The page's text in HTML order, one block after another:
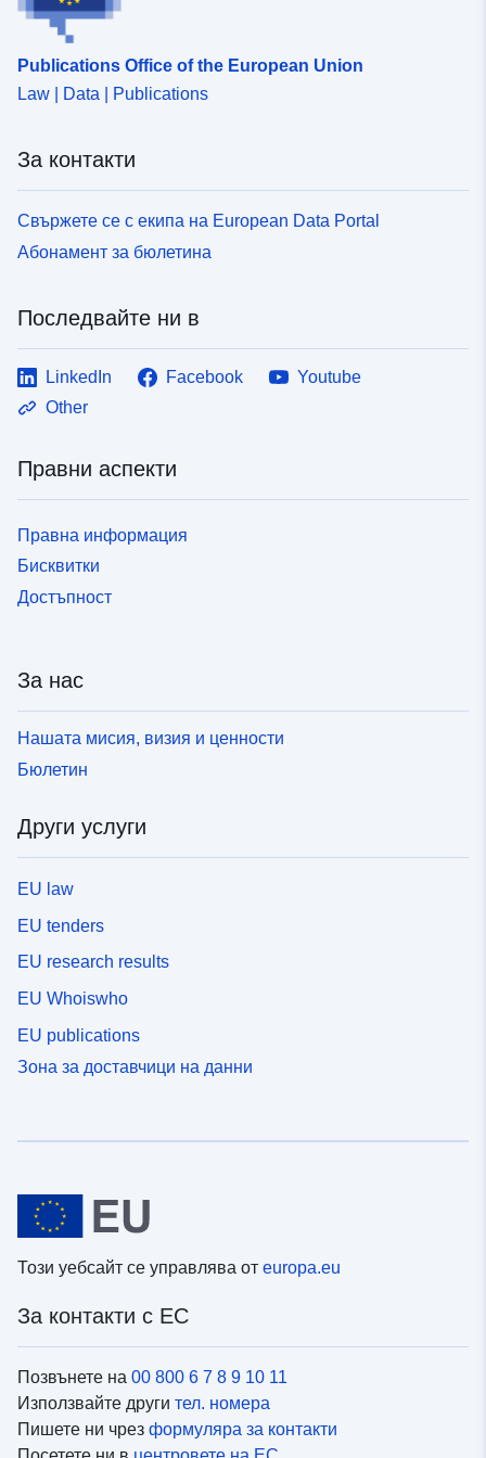
Publications Office of the European Union
Law | Data | Publications
За контакти
Свържете се с екипа на European Data Portal
Абонамент за бюлетина
Последвайте ни в
LinkedIn Facebook
Youtube
Other
Правни аспекти
Правна информация
Бисквитки
Достъпност
За нас
Нашата мисия, визия и ценности
Бюлетин
Други услуги
EU law
EU tenders
EU research results
EU Whoiswho
EU publications
Зона за доставчици на данни
Този уебсайт се управлява от europa.eu
За контакти с ЕС
Позвънете на 00 800 6 7 8 9 10 11
Използвайте други тел. номера
Пишете ни чрез формуляра за контакти